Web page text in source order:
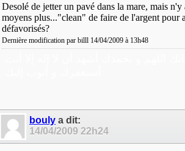
Desolé de jetter un pavé dans la mare, mais n'y
moyens plus..."clean" de faire de l'argent pour
défavorisés?
Dernière modification par billl 14/04/2009 à 13h48
bouly a dit:
14/04/2009 22h24